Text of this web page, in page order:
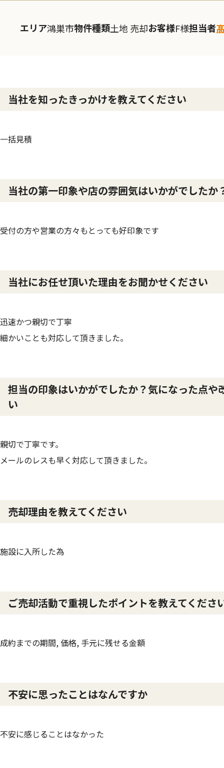
エリア鴻巣市物件種類土地 売却お客様F様担当者
当社を知ったきっかけを教えてください
一括見積
当社の第一印象や店の雰囲気はいかがでしたか
受付の方や営業の方々もとっても好印象です
当社にお任せ頂いた理由をお聞かせください
迅速かつ親切で丁寧
細かいことも対応して頂きました。
担当の印象はいかがでしたか？気になった点
い
親切で丁寧です。
メールのレスも早く対応して頂きました。
売却理由を教えてください
施設に入所した為
ご売却活動で重視したポイントを教えてくださ
成約までの期間, 価格, 手元に残せる金額
不安に思ったことはなんですか
不安に感じることはなかった